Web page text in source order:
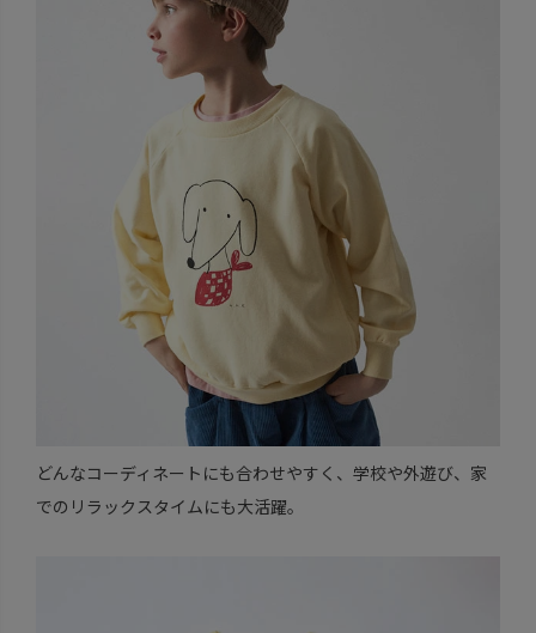
どんなコーディネートにも合わせやすく、学校や外遊び、家
でのリラックスタイムにも大活躍。